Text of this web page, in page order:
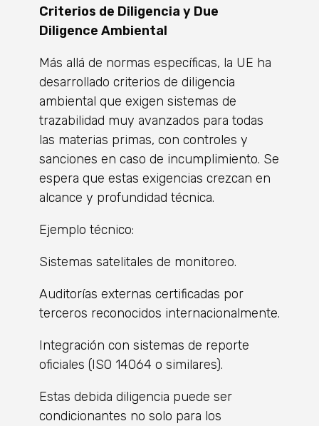
Criterios de Diligencia y Due
Diligence Ambiental
Más allá de normas específicas, la UE ha
desarrollado criterios de diligencia
ambiental que exigen sistemas de
trazabilidad muy avanzados para todas
las materias primas, con controles y
sanciones en caso de incumplimiento. Se
espera que estas exigencias crezcan en
alcance y profundidad técnica.
Ejemplo técnico:
Sistemas satelitales de monitoreo.
Auditorías externas certificadas por
terceros reconocidos internacionalmente.
Integración con sistemas de reporte
oficiales (ISO 14064 o similares).
Estas debida diligencia puede ser
condicionantes no solo para los